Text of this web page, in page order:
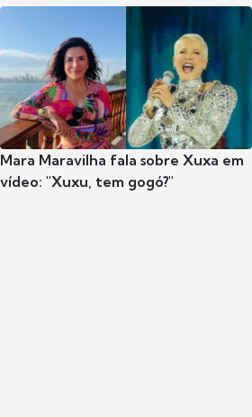
Mara Maravilha fala sobre Xuxa em
vídeo: "Xuxu, tem gogó?"